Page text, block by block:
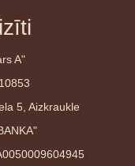
A"
5, Aizkraukle